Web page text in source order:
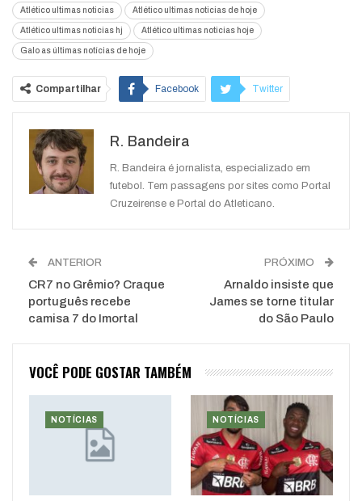
Atlético ultimas noticias Atlético ultimas noticias de hoje
Atlético ultimas noticias hj Atlético ultimas noticias hoje
Galo as últimas notícias de hoje
Compartilhar Facebook Twitter
WhatsApp
R. Bandeira
R. Bandeira é jornalista, especializado em
futebol. Tem passagens por sites como Portal
Cruzeirense e Portal do Atleticano.
ANTERIOR
CR7 no Grêmio? Craque
português recebe
camisa 7 do Imortal
PRÓXIMO
Arnaldo insiste que
James se torne titular
do São Paulo
VOCÊ PODE GOSTAR TAMBÉM
NOTÍCIAS NOTÍCIAS